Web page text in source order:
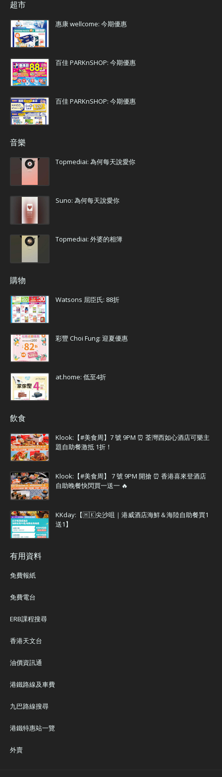
超市
惠康 wellcome: 今期優惠
百佳 PARKnSHOP: 今期優惠
百佳 PARKnSHOP: 今期優惠
音樂
Topmediai: 為何每天說愛你
Suno: 為何每天說愛你
Topmediai: 外婆的相簿
購物
Watsons 屈臣氏: 88折
彩豐 Choi Fung: 迎夏優惠
at.home: 低至4折
飲食
Klook:【#美食周】7 號 9PM ⏰ 荃灣西如心酒店可樂主
題自助餐激抵 1折！
Klook:【#美食周】 7 號 9PM 開搶 ⏰ 香港喜來登酒店
自助晚餐快閃買一送一 🔥
KKday:【🇭🇰尖沙咀｜港威酒店海鮮＆海陸自助餐買1
送1】
有用資料
免費報紙
免費電台
ERB課程搜尋
香港天文台
油價資訊通
港鐵路線及車費
九巴路線搜尋
港鐵特惠站一覽
外賣